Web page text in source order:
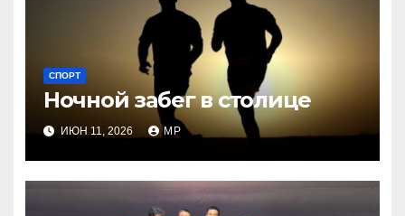
СПОРТ
Ночной забег в столице
ИЮН 11, 2026 MP